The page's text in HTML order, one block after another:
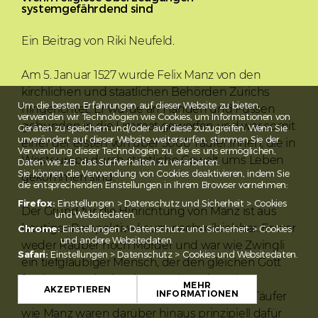
systemgefährdend sind
Ein Beitrag von Riki Neufeld.
Am 5. Januar 1527 wurde Felix Manz von den
kirchlichen und staatlichen Behörden Zürichs
hingerichtet. Er wurde an Händen und Füssen
gebunden in die Limmat geworfen und war somit
einer der ersten von über 3000 Täufer:innen, die in
Westeuropa durch staatliche Gewalt ums Leben
gekommen sind.
Der Grund für die Hinrichtung von Manz ist aus
heutiger Perspektive kaum nachvollziehbar. Er war
weder Räuber noch Mörder und war wie Zwingli
ein tiefgläubiger Mensch, der den gleichen Gott
fürchtete und mit seinem Leben danach
trachtete, den Willen dieses Gottes zu tun. Täufer
wie Manz waren darüber hinaus prinzipiell dafür
Um die besten Erfahrungen auf dieser Website zu bieten,
verwenden wir Technologien wie Cookies, um Informationen von
Geräten zu speichern und/oder auf diese zuzugreifen. Wenn Sie
unverändert auf dieser Website weitersurfen, stimmen Sie der
Verwendung dieser Technologien zu, die es uns ermöglichen,
Daten wie z.B. das Surfverhalten zu verarbeiten.
Sie können die Verwendung von Cookies deaktivieren, indem Sie
die entsprechenden Einstellungen in Ihrem Browser vornehmen:
Firefox: Einstellungen > Datenschutz und Sicherheit > Cookies
und Websitedaten.
Chrome:Einstellungen > Datenschutz und Sicherheit > Cookies
und andere Websitedaten.
Safari: Einstellungen > Datenschutz > Cookies und Websitedaten.
AKZEPTIEREN MEHR
INFORMATIONEN